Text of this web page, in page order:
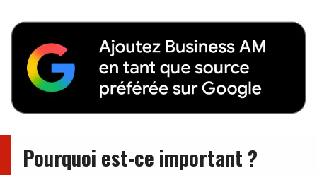
Pourquoi est-ce important ?